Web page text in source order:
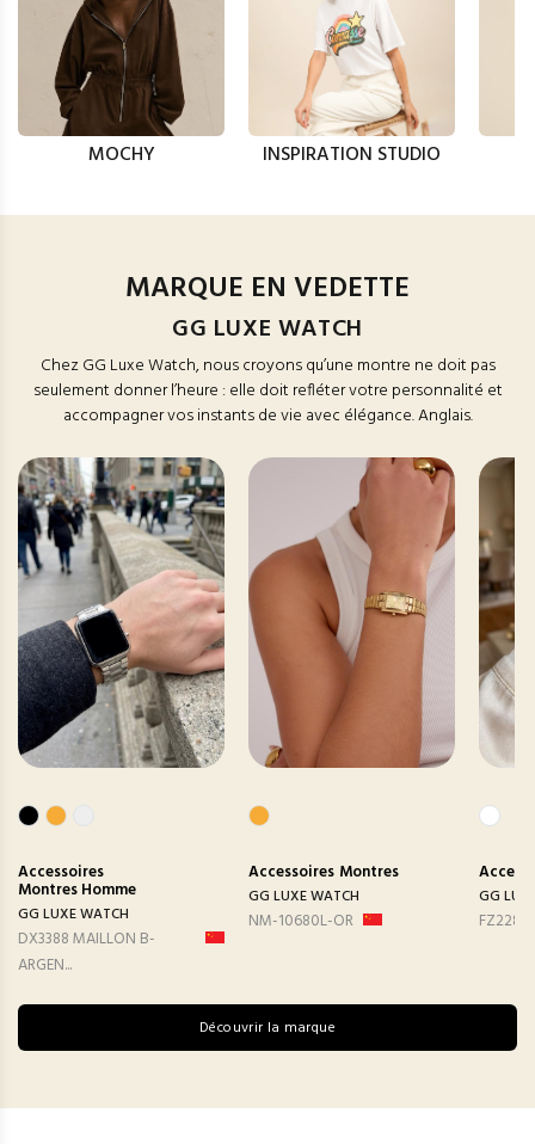
MOCHY INSPIRATION STUDIO
MARQUE EN VEDETTE
GG LUXE WATCH
Chez GG Luxe Watch, nous croyons qu’une montre ne doit pas
seulement donner l’heure : elle doit refléter votre personnalité et
accompagner vos instants de vie avec élégance. Anglais.
Accessoires
Montres Homme
GG LUXE WATCH
DX3388 MAILLON B-
ARGEN...
Accessoires Montres
GG LUXE WATCH
NM-10680L-OR
GG
FZ2282
Découvrir la marque